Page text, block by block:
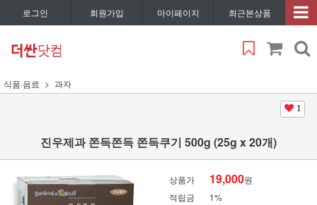
로그인 회원가입 마이페이지 최근본상품
식품·음료 과자
1
진우제과 쫀득쫀득 쫀득쿠기 500g (25g x 20개)
상품가 19,000원
적립금
1%